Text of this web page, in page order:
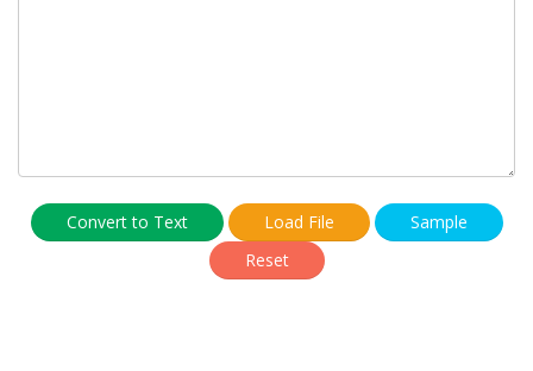
Convert to Text Load File
Sample
Reset